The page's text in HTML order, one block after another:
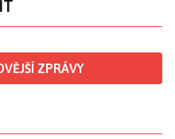
ZPRÁVY